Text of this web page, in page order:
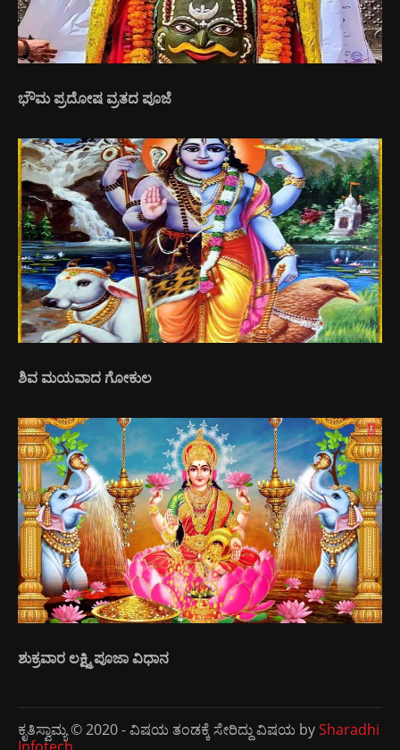
ಭೌಮ ಪ್ರದೋಷ ವ್ರತದ ಪೂಜೆ
ಶಿವ ಮಯವಾದ ಗೋಕುಲ
ಶುಕ್ರವಾರ ಲಕ್ಷ್ಮಿ ಪೂಜಾ ವಿಧಾನ
ಕೃತಿಸ್ವಾಮ್ಯ © 2020 - ವಿಷಯ ತಂಡಕ್ಕೆ ಸೇರಿದ್ದು ವಿಷಯ bySharadhi
Infotech